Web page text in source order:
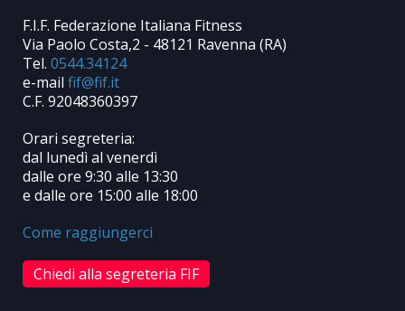
F.I.F. Federazione Italiana Fitness
Via Paolo Costa,2 - 48121 Ravenna (RA)
Tel. 0544.34124
e-mail
C.F. 92048360397
Orari segreteria:
dal lunedì al venerdì
dalle ore 9:30 alle 13:30
e dalle ore 15:00 alle 18:00
Come raggiungerci
Chiedi alla segreteria FIF